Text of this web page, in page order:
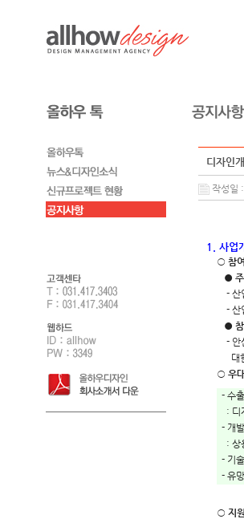
디자인
작성일
1. 사업
○ 참
●
- 산
- 산
●
- 안
대한
○ 우
- 수
: 디
- 개
: 상
- 기
- 유
○ 지